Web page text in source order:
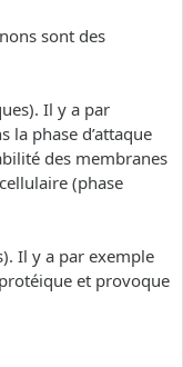
sont des
Il y a par
la phase d’attaque
des membranes
(phase
Il y a par exemple
et provoque